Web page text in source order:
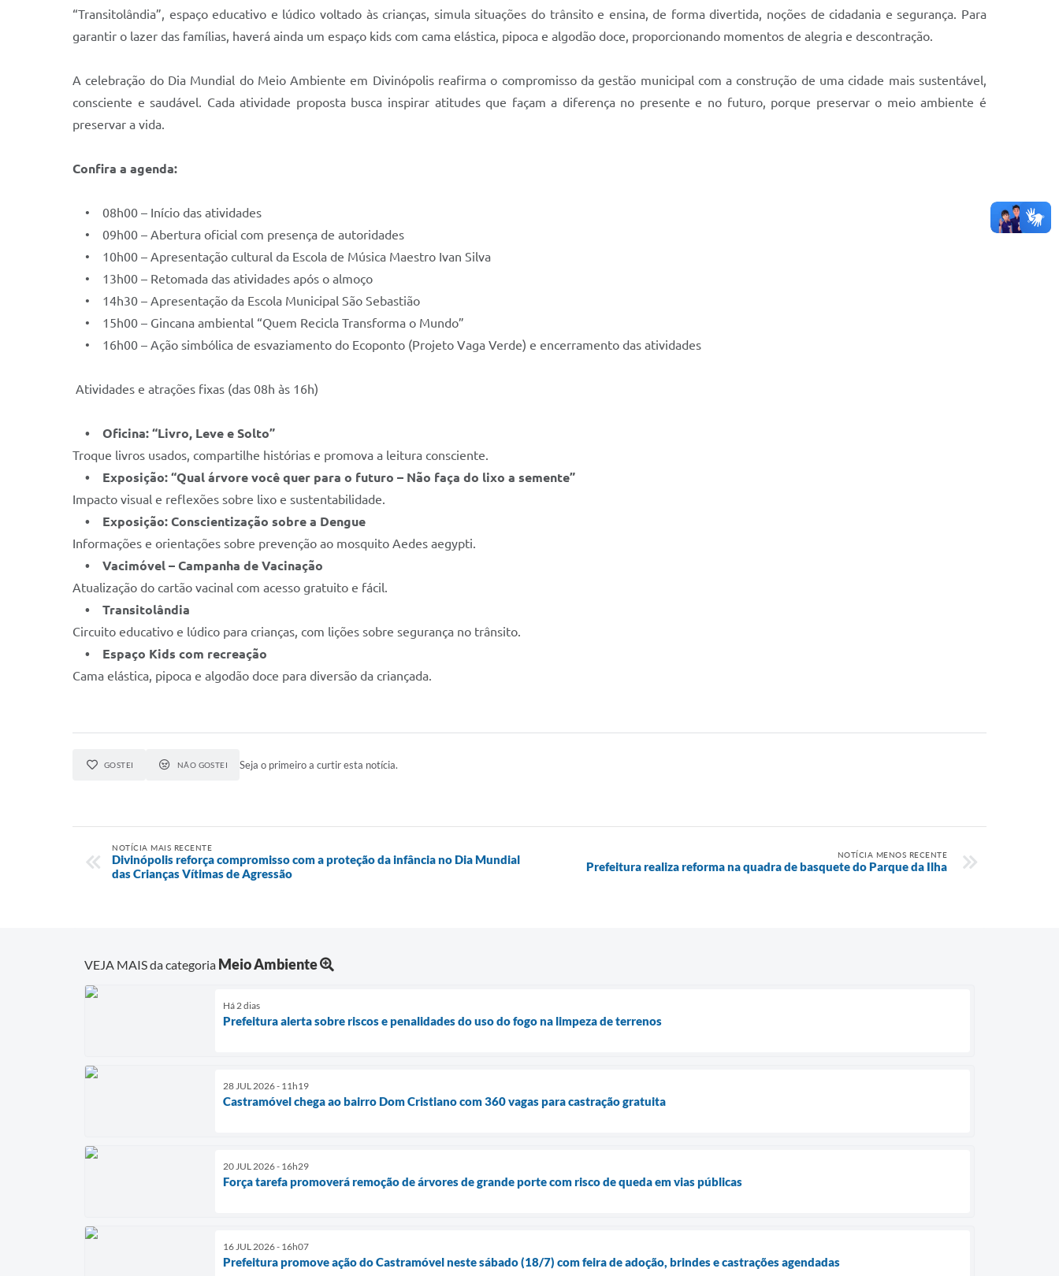
“Transitolândia”, espaço educativo e lúdico voltado às crianças, simula situações do trânsito e ensina, de forma divertida, noções de cidadania e segurança. Para
garantir o lazer das famílias, haverá ainda um espaço kids com cama elástica, pipoca e algodão doce, proporcionando momentos de alegria e descontração.
A celebração do Dia Mundial do Meio Ambiente em Divinópolis reafirma o compromisso da gestão municipal com a construção de uma cidade mais sustentável,
consciente e saudável. Cada atividade proposta busca inspirar atitudes que façam a diferença no presente e no futuro, porque preservar o meio ambiente é
preservar a vida.
Confira a agenda:
• 08h00 – Início das atividades
• 09h00 – Abertura oficial com presença de autoridades
• 10h00 – Apresentação cultural da Escola de Música Maestro Ivan Silva
• 13h00 – Retomada das atividades após o almoço
• 14h30 – Apresentação da Escola Municipal São Sebastião
• 15h00 – Gincana ambiental “Quem Recicla Transforma o Mundo”
• 16h00 – Ação simbólica de esvaziamento do Ecoponto (Projeto Vaga Verde) e encerramento das atividades
Atividades e atrações fixas (das 08h às 16h)
• Oficina: “Livro, Leve e Solto”
Troque livros usados, compartilhe histórias e promova a leitura consciente.
• Exposição: “Qual árvore você quer para o futuro – Não faça do lixo a semente”
Impacto visual e reflexões sobre lixo e sustentabilidade.
• Exposição: Conscientização sobre a Dengue
Informações e orientações sobre prevenção ao mosquito Aedes aegypti.
• Vacimóvel – Campanha de Vacinação
Atualização do cartão vacinal com acesso gratuito e fácil.
• Transitolândia
Circuito educativo e lúdico para crianças, com lições sobre segurança no trânsito.
• Espaço Kids com recreação
Cama elástica, pipoca e algodão doce para diversão da criançada.
GOSTEI NÃO GOSTEI Seja o primeiro a curtir esta notícia.
NOTÍCIA MAIS RECENTE
Divinópolis reforça compromisso com a proteção da infância no Dia Mundial
das Crianças Vítimas de Agressão
NOTÍCIA MENOS RECENTE
Prefeitura realiza reforma na quadra de basquete do Parque da Ilha
VEJA MAIS da categoria Meio Ambiente
Há 2 dias
Prefeitura alerta sobre riscos e penalidades do uso do fogo na limpeza de terrenos
28 JUL 2026 - 11h19
Castramóvel chega ao bairro Dom Cristiano com 360 vagas para castração gratuita
20 JUL 2026 - 16h29
Força tarefa promoverá remoção de árvores de grande porte com risco de queda em vias públicas
16 JUL 2026 - 16h07
Prefeitura promove ação do Castramóvel neste sábado (18/7) com feira de adoção, brindes e castrações agendadas